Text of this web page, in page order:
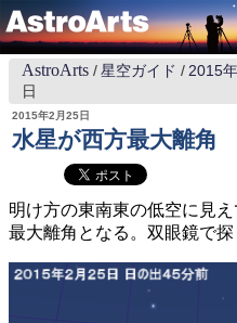
AstroArts 星空ガイド 2015
日
2015年2月25日
水星が西方最大離角
明け方の東南東の低空に見
最大離角となる。双眼鏡で探